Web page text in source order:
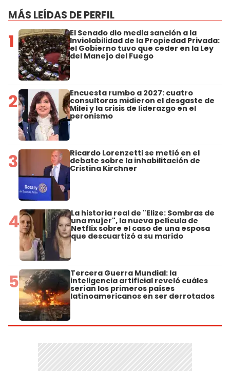
MÁS LEÍDAS DE PERFIL
1 El Senado dio media sanción a la
Inviolabilidad de la Propiedad Privada:
el Gobierno tuvo que ceder en la Ley
del Manejo del Fuego
2 Encuesta rumbo a 2027: cuatro
consultoras midieron el desgaste de
Milei y la crisis de liderazgo en el
peronismo
3 Ricardo Lorenzetti se metió en el
debate sobre la inhabilitación de
Cristina Kirchner
4 La historia real de "Elize: Sombras de
una mujer", la nueva película de
Netflix sobre el caso de una esposa
que descuartizó a su marido
5 Tercera Guerra Mundial: la
inteligencia artificial reveló cuáles
serían los primeros países
latinoamericanos en ser derrotados